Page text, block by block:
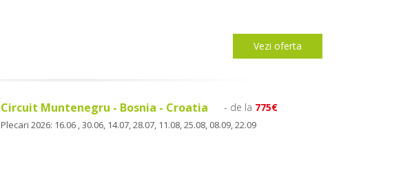
Vezi oferta
Circuit Muntenegru - Bosnia - Croatia - de la 775€
Plecari 2026: 16.06 , 30.06, 14.07, 28.07, 11.08, 25.08, 08.09, 22.09